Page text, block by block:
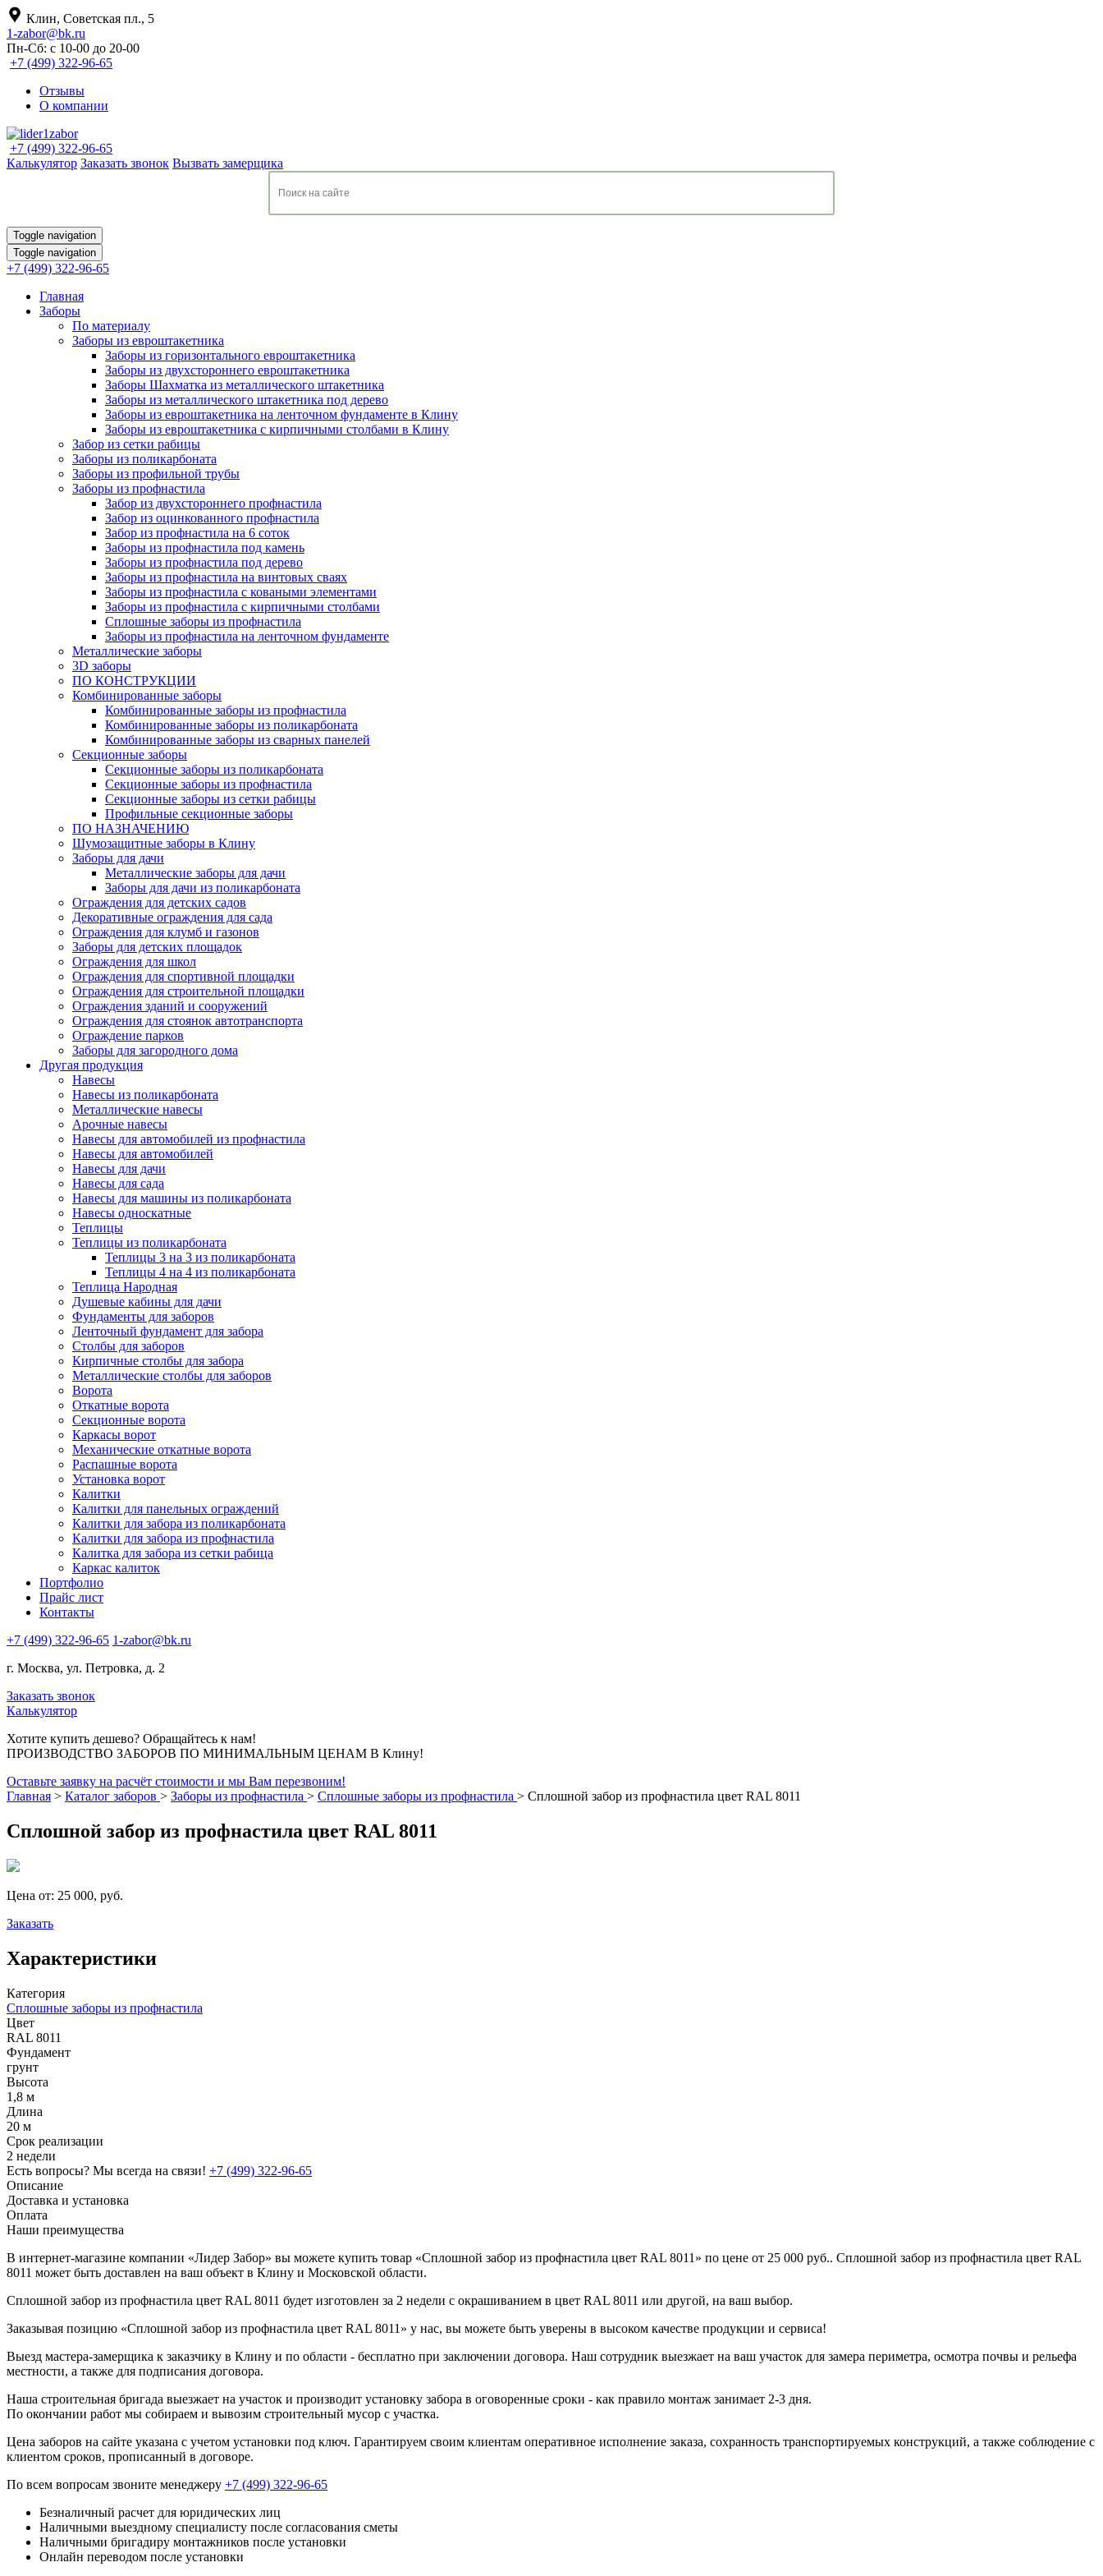
Клин, Советская пл., 5
1-zabor@bk.ru
Пн-Сб: с 10-00 до 20-00
+7 (499) 322-96-65
Отзывы
О компании
+7 (499) 322-96-65
Калькулятор Заказать звонок Вызвать замерщика
Toggle navigation
Toggle navigation
+7 (499) 322-96-65
Главная
Заборы
По материалу
Заборы из евроштакетника
Заборы из горизонтального евроштакетника
Заборы из двухстороннего евроштакетника
Заборы Шахматка из металлического штакетника
Заборы из металлического штакетника под дерево
Заборы из евроштакетника на ленточном фундаменте в Клину
Заборы из евроштакетника с кирпичными столбами в Клину
Забор из сетки рабицы
Заборы из поликарбоната
Заборы из профильной трубы
Заборы из профнастила
Забор из двухстороннего профнастила
Забор из оцинкованного профнастила
Забор из профнастила на 6 соток
Заборы из профнастила под камень
Заборы из профнастила под дерево
Заборы из профнастила на винтовых сваях
Заборы из профнастила с коваными элементами
Заборы из профнастила с кирпичными столбами
Сплошные заборы из профнастила
Заборы из профнастила на ленточном фундаменте
Металлические заборы
3D заборы
ПО КОНСТРУКЦИИ
Комбинированные заборы
Комбинированные заборы из профнастила
Комбинированные заборы из поликарбоната
Комбинированные заборы из сварных панелей
Секционные заборы
Секционные заборы из поликарбоната
Секционные заборы из профнастила
Секционные заборы из сетки рабицы
Профильные секционные заборы
ПО НАЗНАЧЕНИЮ
Шумозащитные заборы в Клину
Заборы для дачи
Металлические заборы для дачи
Заборы для дачи из поликарбоната
Ограждения для детских садов
Декоративные ограждения для сада
Ограждения для клумб и газонов
Заборы для детских площадок
Ограждения для школ
Ограждения для спортивной площадки
Ограждения для строительной площадки
Ограждения зданий и сооружений
Ограждения для стоянок автотранспорта
Ограждение парков
Заборы для загородного дома
Другая продукция
Навесы
Навесы из поликарбоната
Металлические навесы
Арочные навесы
Навесы для автомобилей из профнастила
Навесы для автомобилей
Навесы для дачи
Навесы для сада
Навесы для машины из поликарбоната
Навесы односкатные
Теплицы
Теплицы из поликарбоната
Теплицы 3 на 3 из поликарбоната
Теплицы 4 на 4 из поликарбоната
Теплица Народная
Душевые кабины для дачи
Фундаменты для заборов
Ленточный фундамент для забора
Столбы для заборов
Кирпичные столбы для забора
Металлические столбы для заборов
Ворота
Откатные ворота
Секционные ворота
Каркасы ворот
Механические откатные ворота
Распашные ворота
Установка ворот
Калитки
Калитки для панельных ограждений
Калитки для забора из поликарбоната
Калитки для забора из профнастила
Калитка для забора из сетки рабица
Каркас калиток
Портфолио
Прайс лист
Контакты
+7 (499) 322-96-65 1-zabor@bk.ru
г. Москва, ул. Петровка, д. 2
Заказать звонок
Калькулятор
Хотите купить дешево? Обращайтесь к нам!
ПРОИЗВОДСТВО ЗАБОРОВ ПО МИНИМАЛЬНЫМ ЦЕНАМ В Клину!
Оставьте заявку на расчёт стоимости и мы Вам перезвоним!
Главная > Каталог заборов > Заборы из профнастила > Сплошные заборы из профнастила > Сплошной забор из профнастила цвет RAL 8011
Сплошной забор из профнастила цвет RAL 8011
Цена от: 25 000, руб.
Заказать
Характеристики
Категория
Сплошные заборы из профнастила
Цвет
RAL 8011
Фундамент
грунт
Высота
1,8 м
Длина
20 м
Срок реализации
2 недели
Есть вопросы? Мы всегда на связи! +7 (499) 322-96-65
Описание
Доставка и установка
Оплата
Наши преимущества
В интернет-магазине компании «Лидер Забор» вы можете купить товар «Сплошной забор из профнастила цвет RAL 8011» по цене от 25 000 руб.. Сплошной забор из профнастила цвет RAL
8011 может быть доставлен на ваш объект в Клину и Московской области.
Сплошной забор из профнастила цвет RAL 8011 будет изготовлен за 2 недели с окрашиванием в цвет RAL 8011 или другой, на ваш выбор.
Заказывая позицию «Сплошной забор из профнастила цвет RAL 8011» у нас, вы можете быть уверены в высоком качестве продукции и сервиса!
Выезд мастера-замерщика к заказчику в Клину и по области - бесплатно при заключении договора. Наш сотрудник выезжает на ваш участок для замера периметра, осмотра почвы и рельефа
местности, а также для подписания договора.
Наша строительная бригада выезжает на участок и производит установку забора в оговоренные сроки - как правило монтаж занимает 2-3 дня.
По окончании работ мы собираем и вывозим строительный мусор с участка.
Цена заборов на сайте указана с учетом установки под ключ. Гарантируем своим клиентам оперативное исполнение заказа, сохранность транспортируемых конструкций, а также соблюдение с
клиентом сроков, прописанный в договоре.
По всем вопросам звоните менеджеру +7 (499) 322-96-65
Безналичный расчет для юридических лиц
Наличными выездному специалисту после согласования сметы
Наличными бригадиру монтажников после установки
Онлайн переводом после установки